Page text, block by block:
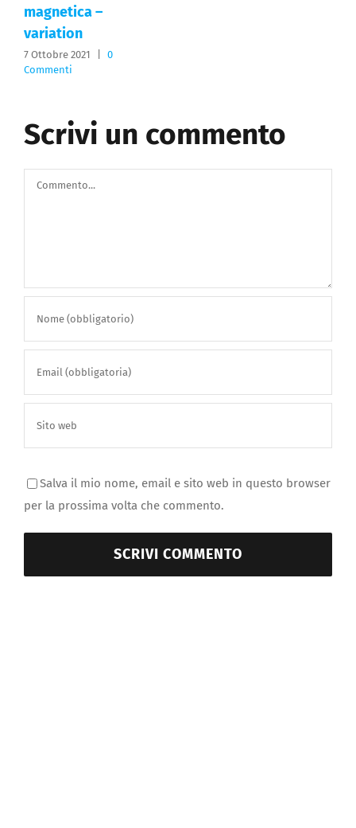
magnetica –
variation
7 Ottobre 2021
0
Commenti
Scrivi un commento
Commento
Salva il mio nome, email e sito web in questo browser
per la prossima volta che commento.